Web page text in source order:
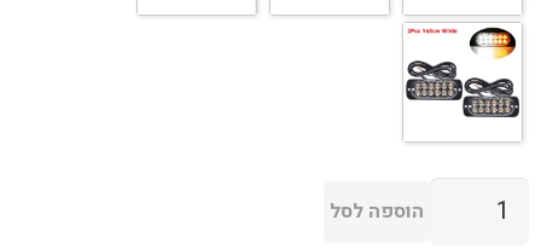
כמות
של
הוספה לסל